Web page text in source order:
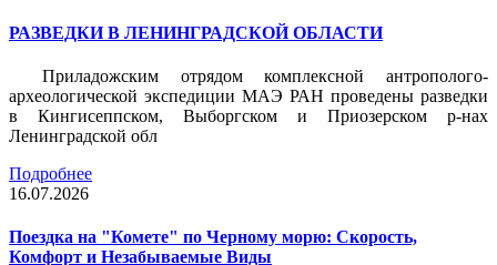
РАЗВЕДКИ В ЛЕНИНГРАДСКОЙ ОБЛАСТИ
Приладожским отрядом комплексной антрополого-
археологической экспедиции МАЭ РАН проведены разведки
в Кингисеппском, Выборгском и Приозерском р-нах
Ленинградской обл
Подробнее
16.07.2026
Поездка на "Комете" по Черному морю: Скорость,
Комфорт и Незабываемые Виды